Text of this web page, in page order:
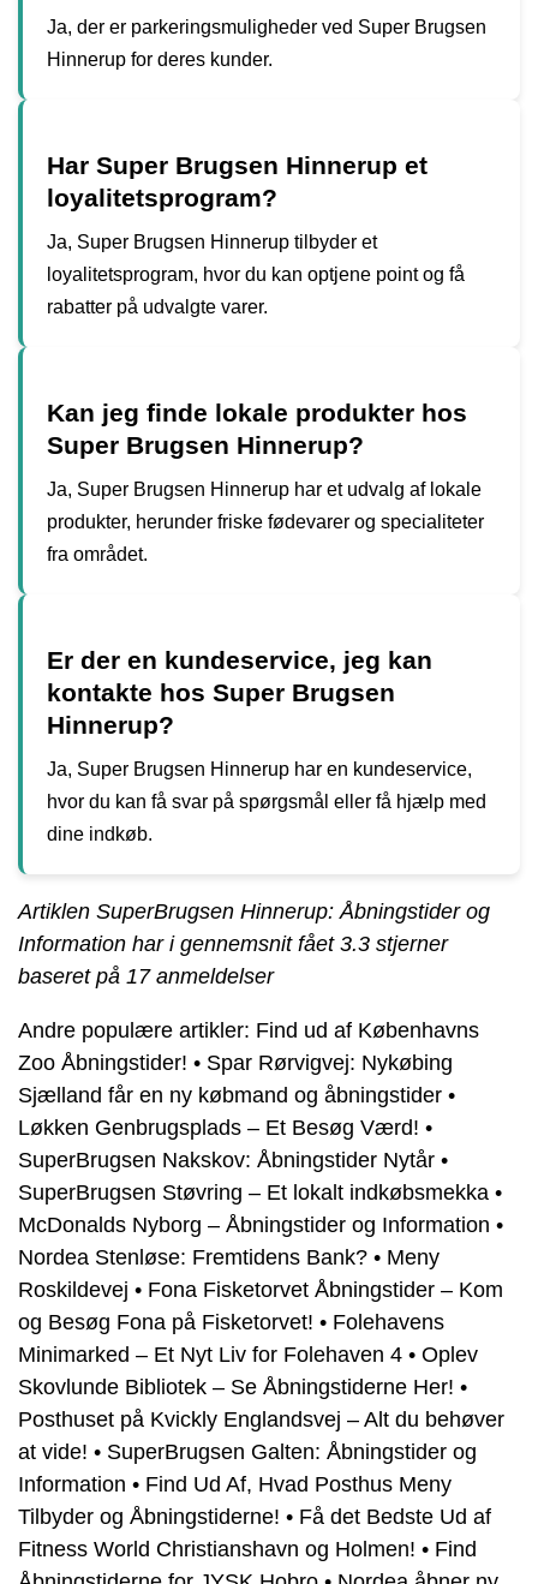
Ja, der er parkeringsmuligheder ved Super Brugsen
Hinnerup for deres kunder.
Har Super Brugsen Hinnerup et
loyalitetsprogram?
Ja, Super Brugsen Hinnerup tilbyder et
loyalitetsprogram, hvor du kan optjene point og få
rabatter på udvalgte varer.
Kan jeg finde lokale produkter hos
Super Brugsen Hinnerup?
Ja, Super Brugsen Hinnerup har et udvalg af lokale
produkter, herunder friske fødevarer og specialiteter
fra området.
Er der en kundeservice, jeg kan
kontakte hos Super Brugsen
Hinnerup?
Ja, Super Brugsen Hinnerup har en kundeservice,
hvor du kan få svar på spørgsmål eller få hjælp med
dine indkøb.
Artiklen SuperBrugsen Hinnerup: Åbningstider og
Information har i gennemsnit fået 3.3 stjerner
baseret på 17anmeldelser
Andre populære artikler: Find ud af Københavns
Zoo Åbningstider! • Spar Rørvigvej: Nykøbing
Sjælland får en ny købmand og åbningstider •
Løkken Genbrugsplads – Et Besøg Værd! •
SuperBrugsen Nakskov: Åbningstider Nytår •
SuperBrugsen Støvring – Et lokalt indkøbsmekka •
McDonalds Nyborg – Åbningstider og Information •
Nordea Stenløse: Fremtidens Bank? • Meny
Roskildevej • Fona Fisketorvet Åbningstider – Kom
og Besøg Fona på Fisketorvet! • Folehavens
Minimarked – Et Nyt Liv for Folehaven 4 • Oplev
Skovlunde Bibliotek – Se Åbningstiderne Her! •
Posthuset på Kvickly Englandsvej – Alt du behøver
at vide! • SuperBrugsen Galten: Åbningstider og
Information • Find Ud Af, Hvad Posthus Meny
Tilbyder og Åbningstiderne! • Få det Bedste Ud af
Fitness World Christianshavn og Holmen! • Find